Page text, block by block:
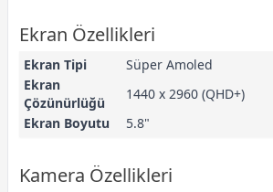
Ekran Özellikleri
Ekran Tipi
Süper Amoled
Ekran
Çözünürlüğü
1440 x 2960 (QHD+)
Ekran Boyutu
5.8"
Kamera Özellikleri